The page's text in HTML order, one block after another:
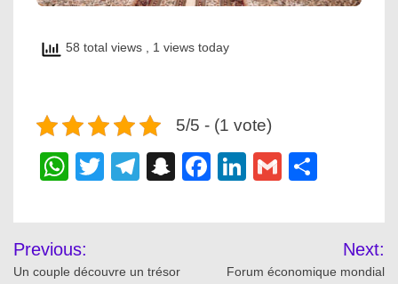
58 total views , 1 views today
5/5 - (1 vote)
WhatsApp
TwitterTelegram
Snapchat
Facebook
LinkedIn
Gmail
Post
navigation
Previous:
Un couple découvre un trésor
Next:
Forum économique mondial